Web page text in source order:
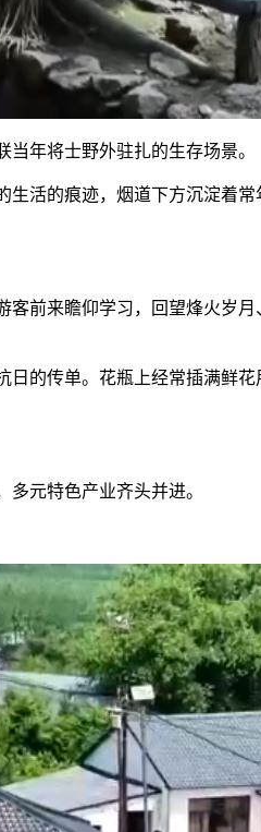
年将士野外驻扎的生存场景。
活的痕迹，烟道下方沉淀着常
来瞻仰学习，回望烽火岁月
传单。花瓶上经常插满鲜花
元特色产业齐头并进。